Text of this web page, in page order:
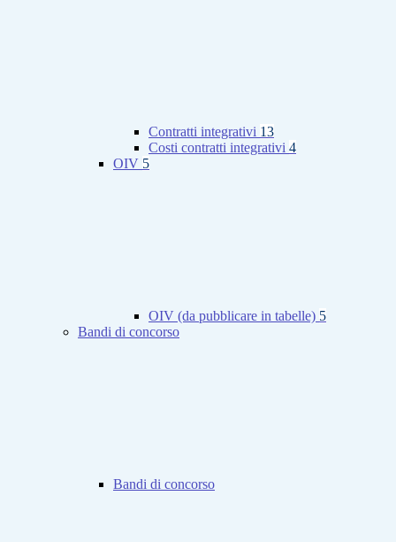
Contratti integrativi 13
Costi contratti integrativi 4
OIV 5
OIV (da pubblicare in tabelle) 5
Bandi di concorso
Bandi di concorso